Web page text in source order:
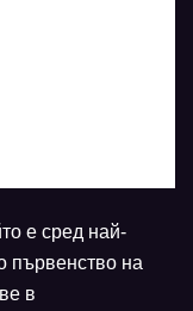
е сред най-
първенство на
в